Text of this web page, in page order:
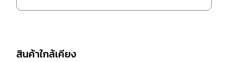
สินค้าใกล้เคียง